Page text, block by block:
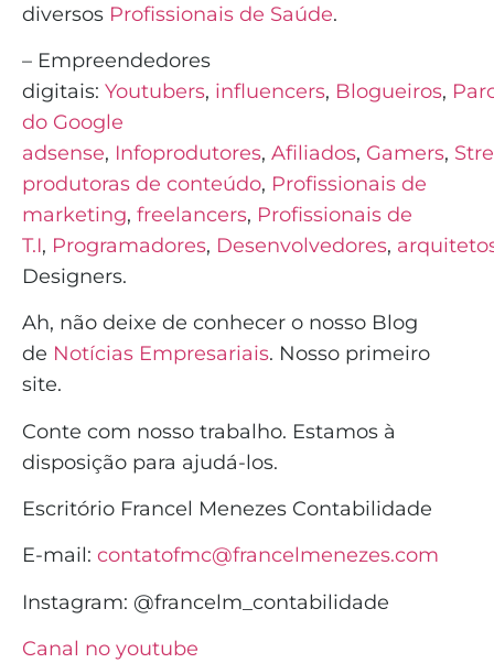
diversos Profissionais de Saúde.
– Empreendedores
digitais: Youtubers, influencers, Blogueiros,
do Google
adsense, Infoprodutores, Afiliados, Gamers,
produtoras de conteúdo, Profissionais de
marketing, freelancers, Profissionais de
T.I, Programadores, Desenvolvedores,
Designers.
Ah, não deixe de conhecer o nosso Blog
de Notícias Empresariais. Nosso primeiro
site.
Conte com nosso trabalho. Estamos à
disposição para ajudá-los.
Escritório Francel Menezes Contabilidade
E-mail: contatofmc@francelmenezes.com
Instagram: @francelm_contabilidade
Canal no youtube